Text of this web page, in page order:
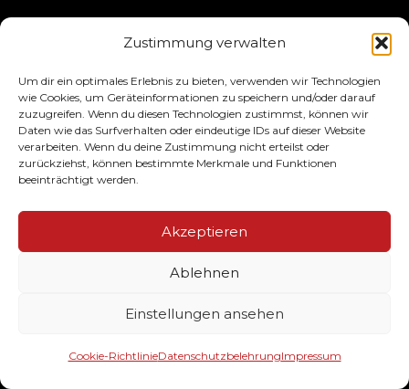
Zustimmung verwalten
Um dir ein optimales Erlebnis zu bieten, verwenden wir Technologien
wie Cookies, um Geräteinformationen zu speichern und/oder darauf
zuzugreifen. Wenn du diesen Technologien zustimmst, können wir
Daten wie das Surfverhalten oder eindeutige IDs auf dieser Website
verarbeiten. Wenn du deine Zustimmung nicht erteilst oder
zurückziehst, können bestimmte Merkmale und Funktionen
beeinträchtigt werden.
Akzeptieren
Ablehnen
Einstellungen ansehen
Cookie-RichtlinieDatenschutzbelehrungImpressum
Textilien & Werbemittel für Ihren Verein. Wir
drucken Ihre Meister, Aufstieg- und
Pokalsieger Shirts. Darüber hinaus bedrucken
wir ihre Teamausstattung wie Sweater, Jacken,
Polos & Caps im Casual- & Streetstyle!
Der Bestellablauf
Größen & Farben